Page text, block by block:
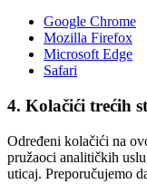
Google Chrome
Mozilla Firefox
Microsoft Edge
Safari
4. Kolačići trećih
Određeni kolačići na
pružaoci analitičkih
uticaj. Preporučujemo